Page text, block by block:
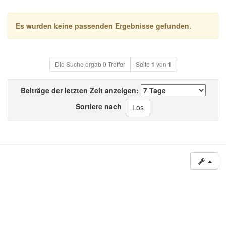
Es wurden keine passenden Ergebnisse gefunden.
Die Suche ergab 0 Treffer Seite 1 von 1
Beiträge der letzten Zeit anzeigen:
Sortiere nach